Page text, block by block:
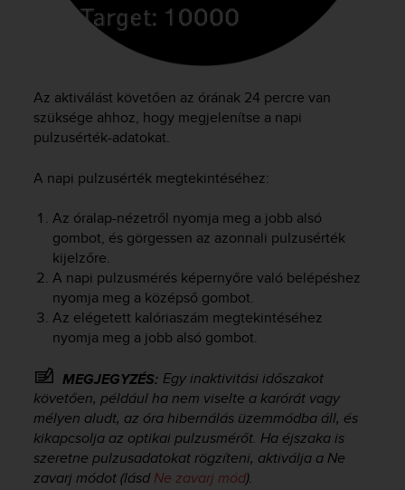
Az aktiválást követően az órának 24 percre van
szüksége ahhoz, hogy megjelenítse a napi
pulzusérték-adatokat.
A napi pulzusérték megtekintéséhez:
Az óralap-nézetről nyomja meg a jobb alsó
gombot, és görgessen az azonnali pulzusérték
kijelzőre.
A napi pulzusmérés képernyőre való belépéshez
nyomja meg a középső gombot.
Az elégetett kalóriaszám megtekintéséhez
nyomja meg a jobb alsó gombot.
MEGJEGYZÉS: Egy inaktivitási időszakot
követően, például ha nem viselte a karórát vagy
mélyen aludt, az óra hibernálás üzemmódba áll, és
kikapcsolja az optikai pulzusmérőt. Ha éjszaka is
szeretne pulzusadatokat rögzíteni, aktiválja a Ne
zavarj módot (lásd Ne zavarj mód).